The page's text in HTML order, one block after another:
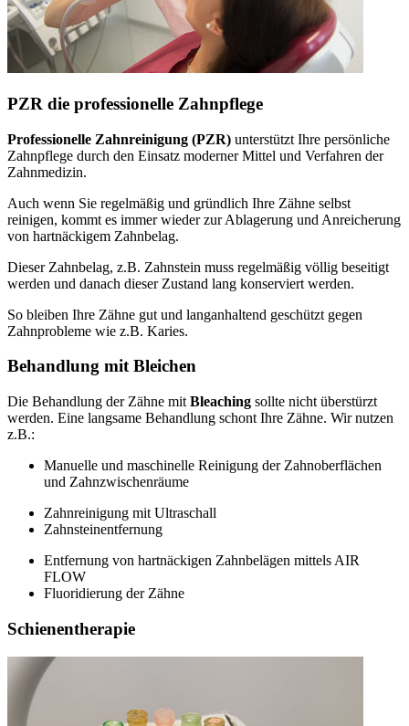
PZR die professionelle Zahnpflege
Professionelle Zahnreinigung (PZR) unterstützt Ihre persönliche
Zahnpflege durch den Einsatz moderner Mittel und Verfahren der
Zahnmedizin.
Auch wenn Sie regelmäßig und gründlich Ihre Zähne selbst
reinigen, kommt es immer wieder zur Ablagerung und Anreicherung
von hartnäckigem Zahnbelag.
Dieser Zahnbelag, z.B. Zahnstein muss regelmäßig völlig beseitigt
werden und danach dieser Zustand lang konserviert werden.
So bleiben Ihre Zähne gut und langanhaltend geschützt gegen
Zahnprobleme wie z.B. Karies.
Behandlung mit Bleichen
Die Behandlung der Zähne mit Bleaching sollte nicht überstürzt
werden. Eine langsame Behandlung schont Ihre Zähne. Wir nutzen
z.B.:
Manuelle und maschinelle Reinigung der Zahnoberflächen
und Zahnzwischenräume
Zahnreinigung mit Ultraschall
Zahnsteinentfernung
Entfernung von hartnäckigen Zahnbelägen mittels AIR
FLOW
Fluoridierung der Zähne
Schienentherapie